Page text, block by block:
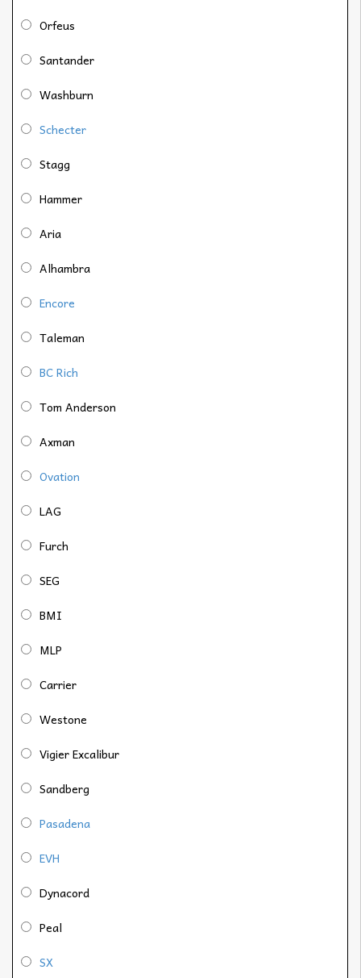
Orfeus
Santander
Washburn
Schecter
Stagg
Hammer
Aria
Alhambra
Encore
Taleman
BC Rich
Tom Anderson
Axman
Ovation
LAG
Furch
SEG
BMI
MLP
Carrier
Westone
Vigier Excalibur
Sandberg
Pasadena
EVH
Dynacord
Peal
SX